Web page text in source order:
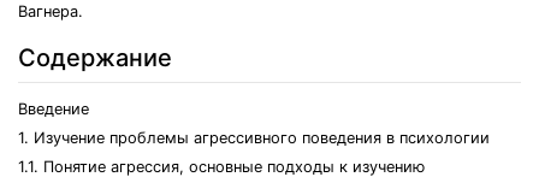
Вагнера.
Содержание
Введение
1. Изучение проблемы агрессивного поведения в психологии
1.1. Понятие агрессия, основные подходы к изучению